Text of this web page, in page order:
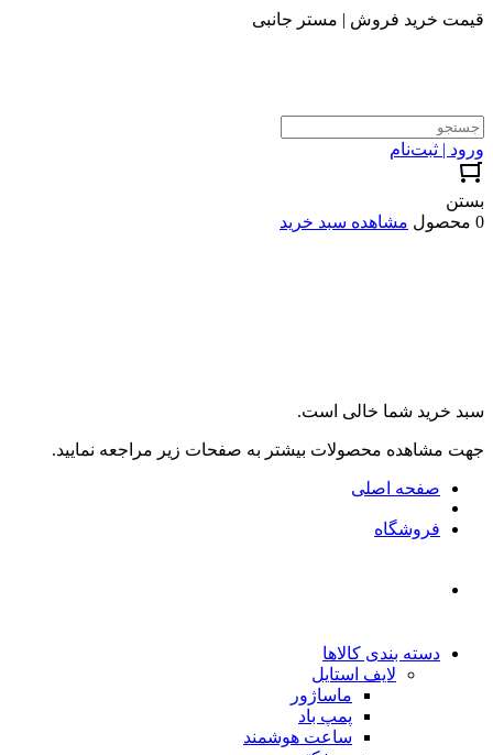
قیمت خرید فروش | مستر جانبی
ورود | ثبت‌نام
بستن
0 محصول
مشاهده سبد خرید
سبد خرید شما خالی است.
جهت مشاهده محصولات بیشتر به صفحات زیر مراجعه نمایید.
صفحه اصلی
فروشگاه
دسته بندی کالاها
لایف استایل
ماساژور
پمپ باد
ساعت هوشمند